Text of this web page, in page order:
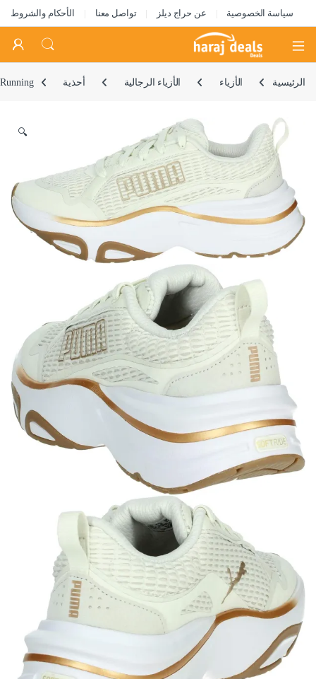
سياسة الخصوصية عن حراج ديلز تواصل معنا الأحكام والشروط
Open
الرئيسية الأزياء الأزياء الرجالية أحذية
🔍